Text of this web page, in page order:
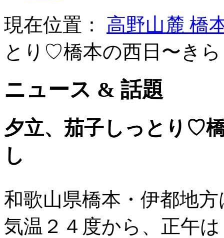
現在位置： 高野山麓 橋
とり♡橋本の西日〜き
ニュース & 話題
夕立、茄子しっとり♡
し
和歌山県橋本・伊都地
気温２４度から、正午